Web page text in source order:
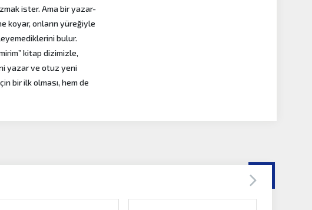
ister. Ama bir yazar-
koyar, onların yüreğiyle
bulur.
kitap dizimizle,
yazar ve otuz yeni
bir ilk olması, hem de